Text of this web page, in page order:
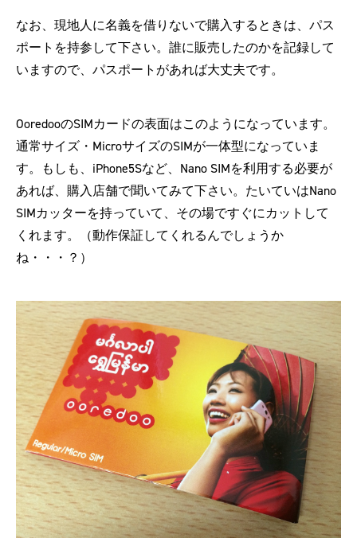
なお、現地人に名義を借りないで購入するときは、パス
ポートを持参して下さい。誰に販売したのかを記録して
いますので、パスポートがあれば大丈夫です。
OoredooのSIMカードの表面はこのようになっています。
通常サイズ・MicroサイズのSIMが一体型になっていま
す。もしも、iPhone5Sなど、Nano SIMを利用する必要が
あれば、購入店舗で聞いてみて下さい。たいていはNano
SIMカッターを持っていて、その場ですぐにカットして
くれます。（動作保証してくれるんでしょうか
ね・・・？）